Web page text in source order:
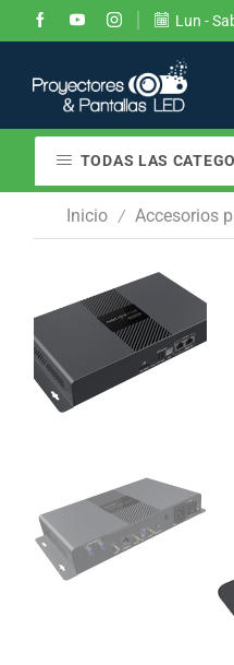
Lun -
TODAS LAS
Inicio / Accesorios